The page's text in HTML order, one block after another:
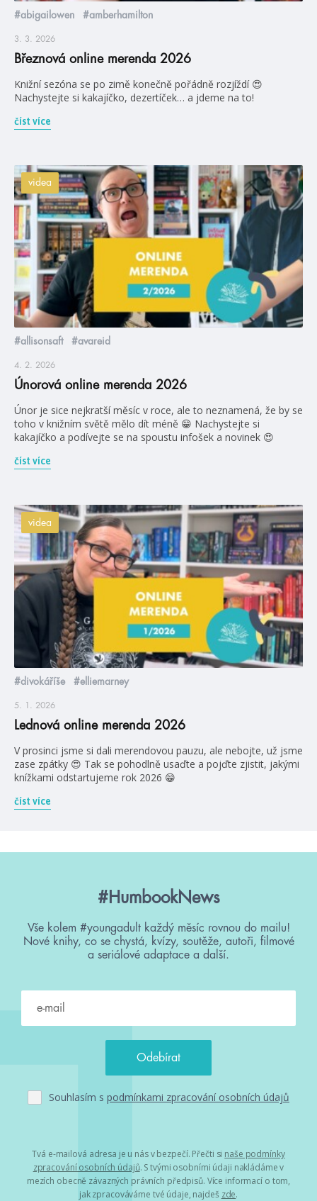
#abigailowen #amberhamilton
3. 3. 2026
Březnová online merenda 2026
Knižní sezóna se po zimě konečně pořádně rozjíždí 😍
Nachystejte si kakajíčko, dezertíček… a jdeme na to!
číst více
videa
#allisonsaft #avareid
4. 2. 2026
Únorová online merenda 2026
Únor je sice nejkratší měsíc v roce, ale to neznamená, že by se
toho v knižním světě mělo dít méně 😁 Nachystejte si
kakajíčko a podívejte se na spoustu infošek a novinek 😍
číst více
videa
#divokáříše #elliemarney
5. 1. 2026
Lednová online merenda 2026
V prosinci jsme si dali merendovou pauzu, ale nebojte, už jsme
zase zpátky 😍 Tak se pohodlně usaďte a pojďte zjistit, jakými
knížkami odstartujeme rok 2026 😁
číst více
#HumbookNews
Vše kolem #youngadult každý měsíc rovnou do mailu!
Nové knihy, co se chystá, kvízy, soutěže, autoři, filmové
a seriálové adaptace a další.
Souhlasím s podmínkami zpracování osobních údajů
Tvá e-mailová adresa je u nás v bezpečí. Přečti si naše podmínky
zpracování osobních údajů. S tvými osobními údaji nakládáme v
mezích obecně závazných právních předpisů. Více informací o tom,
jak zpracováváme tvé údaje, najdeš zde.